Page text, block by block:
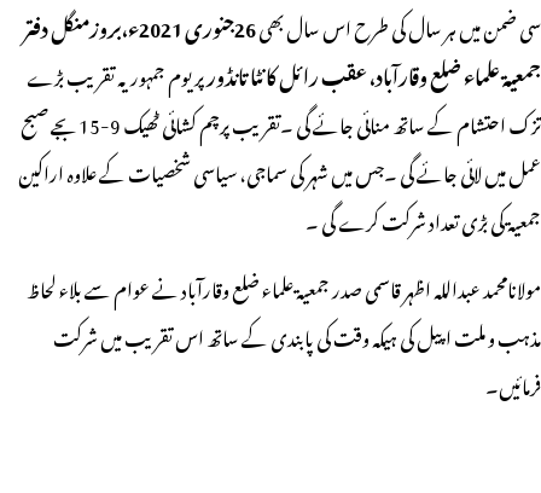
سی ضمن میں ہر سال کی طرح اس سال بھی
26جنوری 2021ء،بروزمنگل دفتر
جمعیۃ علماء ضلع وقارآباد، عقب رائل کانٹا تانڈورپر یوم جمہوریہ تقریب بڑے
تزک احتشام کے ساتھ منائی جائے گی ۔تقریب پرچم کشائی ٹھیک 9-15بجے صبح
عمل میں لائی جائے گی ۔جس میں شہر کی سماجی، سیاسی شخصیات کے علاوہ اراکین
جمعیۃ کی بڑی تعداد شرکت کرے گی ۔
مولانامحمد عبداللہ اظہر قاسمی صدر جمعیۃ علماء ضلع وقارآباد نے عوام سے بلاء لحاظ
مذہب و ملت اپیل کی ہیکہ وقت کی پابندی کے ساتھ اس تقریب میں شرکت
فرمائیں۔